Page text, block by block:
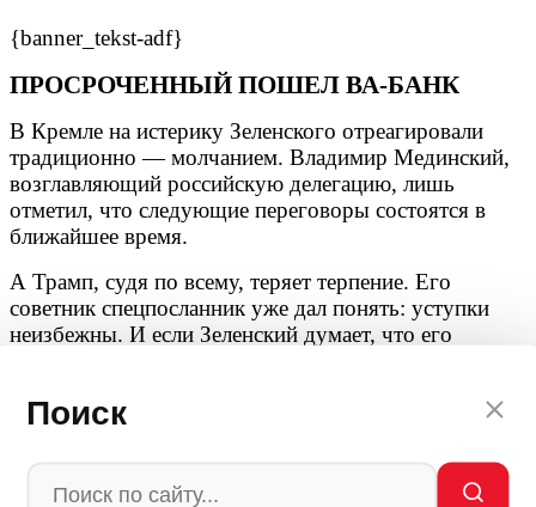
Поиск
{banner_tekst-adf}
ПРОСРОЧЕННЫЙ ПОШЕЛ ВА-БАНК
В Кремле на истерику Зеленского отреагировали
традиционно — молчанием. Владимир Мединский,
возглавляющий российскую делегацию, лишь
отметил, что следующие переговоры состоятся в
ближайшее время.
А Трамп, судя по всему, теряет терпение. Его
советник спецпосланник уже дал понять: уступки
неизбежны. И если Зеленский думает, что его
свой народ ради сохранения собственного кресла.
Зеленский заявил, что любое мирное соглашение
должно быть вынесено на референдум. Видимо,